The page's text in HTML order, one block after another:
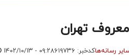
تهران
رسانه‌هاکدخبر: ۶۱۹۷۳۶ ۱۴۰۲/۱۰/۱۳ - ۰۹:۲۸